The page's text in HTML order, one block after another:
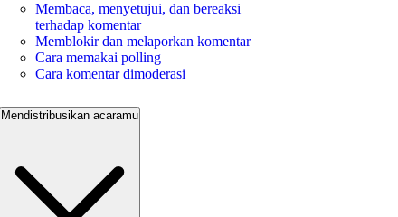
Membaca, menyetujui, dan bereaksi
terhadap komentar
Memblokir dan melaporkan komentar
Cara memakai polling
Cara komentar dimoderasi
Mendistribusikan acaramu